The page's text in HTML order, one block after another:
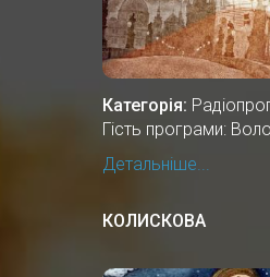
Категорія:
Гість програми:
Детальніше...
КОЛИСКОВА